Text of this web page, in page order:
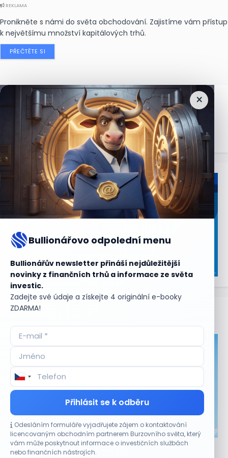
REKLAMA
Pronikněte s námi do světa obchodování. Zajistíme vám přístup
k největšímu množství kapitálových trhů.
PŘEČTĚTE SI
×
Bullionářovo odpolední menu
Bullionářův newsletter přináší nejdůležitější
novinky z finančních trhů a informace ze světa
investic.
Zadejte své údaje a získejte 4 originální e-booky
ZDARMA!
Přihlásit se k odběru
Odesláním formuláře vyjadřujete zájem o kontaktování
licencovaným obchodním partnerem Burzovního světa, který
vám může poskytnout informace o investičních službách
nebo finančních nástrojích.
Nejčtenějšízprávy
Aktuální
CO HÝBE TRHEM
Akcie Micron klesají, ale nejhoršímu výprodeji